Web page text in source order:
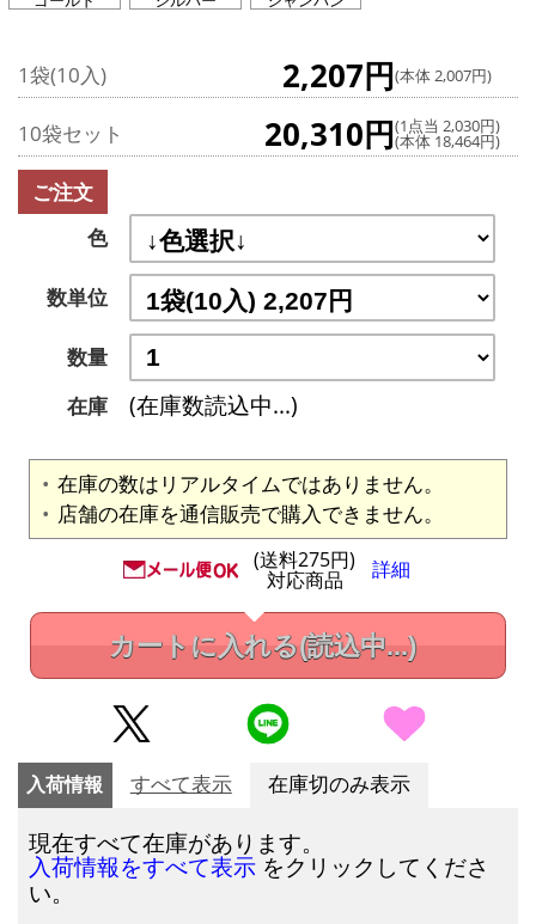
1袋(10入) 2,207円(本体 2,007円)
10袋セット 20,310円(1点当 2,030円)
(本体 18,464円)
ご注文
色
数単位
数量
在庫
(在庫数読込中...)
在庫の数はリアルタイムではありません。
店舗の在庫を通信販売で購入できません。
(送料275円)
対応商品 詳細
カートに入れる(読込中...)
入荷情報 すべて表示 在庫切のみ表示
現在すべて在庫があります。
入荷情報をすべて表示 をクリックしてくださ
い。